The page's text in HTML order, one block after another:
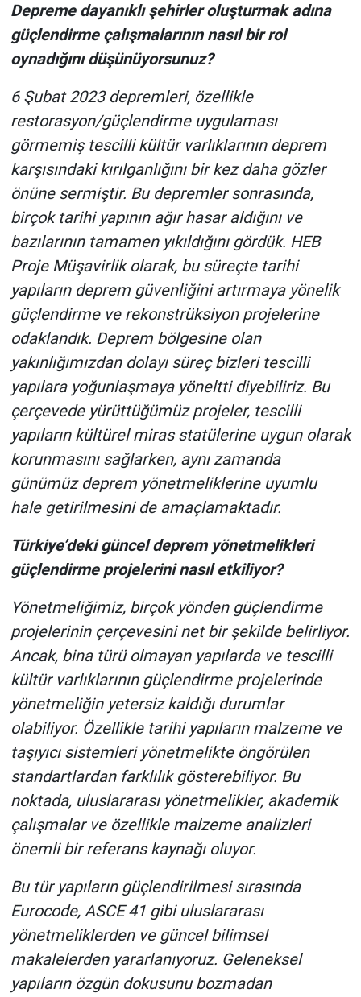
Depreme dayanıklı şehirler oluşturmak adına
güçlendirme çalışmalarının nasıl bir rol
oynadığını düşünüyorsunuz?
6 Şubat 2023 depremleri, özellikle
restorasyon/güçlendirme uygulaması
görmemiş tescilli kültür varlıklarının deprem
karşısındaki kırılganlığını bir kez daha gözler
önüne sermiştir. Bu depremler sonrasında,
birçok tarihi yapının ağır hasar aldığını ve
bazılarının tamamen yıkıldığını gördük. HEB
Proje Müşavirlik olarak, bu süreçte tarihi
yapıların deprem güvenliğini artırmaya yönelik
güçlendirme ve rekonstrüksiyon projelerine
odaklandık. Deprem bölgesine olan
yakınlığımızdan dolayı süreç bizleri tescilli
yapılara yoğunlaşmaya yöneltti diyebiliriz. Bu
çerçevede yürüttüğümüz projeler, tescilli
yapıların kültürel miras statülerine uygun olarak
korunmasını sağlarken, aynı zamanda
günümüz deprem yönetmeliklerine uyumlu
hale getirilmesini de amaçlamaktadır.
Türkiye’deki güncel deprem yönetmelikleri
güçlendirme projelerini nasıl etkiliyor?
Yönetmeliğimiz, birçok yönden güçlendirme
projelerinin çerçevesini net bir şekilde belirliyor.
Ancak, bina türü olmayan yapılarda ve tescilli
kültür varlıklarının güçlendirme projelerinde
yönetmeliğin yetersiz kaldığı durumlar
olabiliyor. Özellikle tarihi yapıların malzeme ve
taşıyıcı sistemleri yönetmelikte öngörülen
standartlardan farklılık gösterebiliyor. Bu
noktada, uluslararası yönetmelikler, akademik
çalışmalar ve özellikle malzeme analizleri
önemli bir referans kaynağı oluyor.
Bu tür yapıların güçlendirilmesi sırasında
Eurocode, ASCE 41 gibi uluslararası
yönetmeliklerden ve güncel bilimsel
makalelerden yararlanıyoruz. Geleneksel
yapıların özgün dokusunu bozmadan